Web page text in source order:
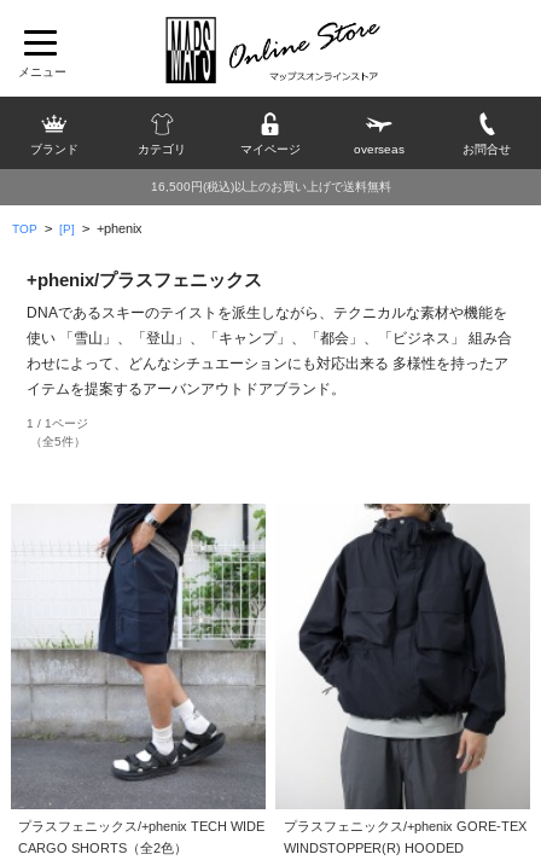
ブランド カテゴリ マイページ overseas お問合せ
16,500円(税込)以上のお買い上げで送料無料
TOP > [P] > +phenix
+phenix/プラスフェニックス
DNAであるスキーのテイストを派生しながら、テクニカルな素材や機能を
使い 「雪山」、「登山」、「キャンプ」、「都会」、「ビジネス」 組み合
わせによって、どんなシチュエーションにも対応出来る 多様性を持ったア
イテムを提案するアーバンアウトドアブランド。
1 / 1ページ
（全5件）
プラスフェニックス/+phenix TECH WIDE
CARGO SHORTS（全2色）
プラスフェニックス/+phenix GORE-TEX
WINDSTOPPER(R) HOODED